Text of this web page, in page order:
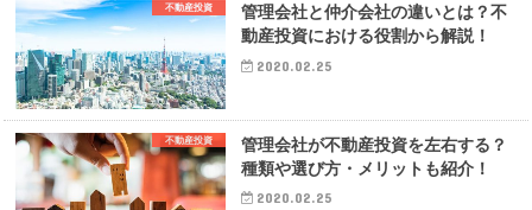
不動産投資
管理会社と仲介会社の違いとは？不
動産投資における役割から解説！
2020.02.25
不動産投資
管理会社が不動産投資を左右する？
種類や選び方・メリットも紹介！
2020.02.25